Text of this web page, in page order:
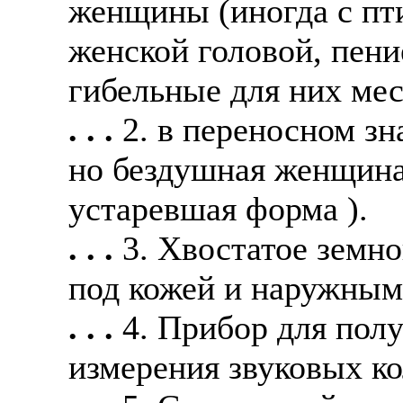
женщины (иногда с
женской головой,
гибельные для них
. . . 2. в переносном
но бездушная
устаревшая форма ).
. . . 3. Хвостатое
под кожей и
. . . 4. Прибор для
измерения звуковых